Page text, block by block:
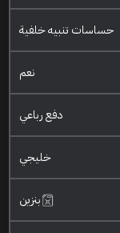
حساسات تنبيه خلفية
نعم
دفع رباعي
خليجي
بنزين